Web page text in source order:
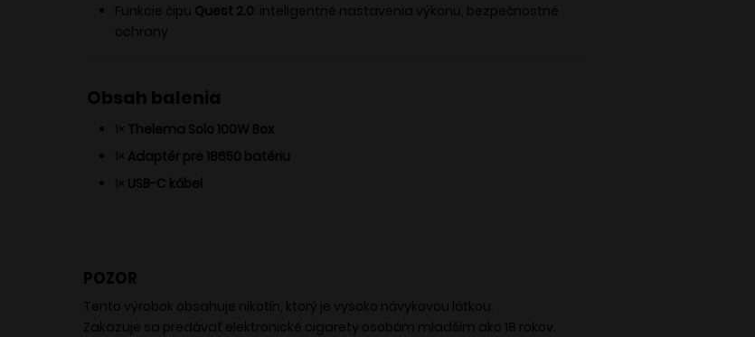
Funkcie čipu Quest 2.0: inteligentné nastavenia výkonu, bezpečnostné
ochrany
Obsah balenia
1× Thelema Solo 100W Box
1× Adaptér pre 18650 batériu
1× USB-C kábel
POZOR
Tento výrobok obsahuje nikotín, ktorý je vysoko návykovou látkou.
Zakazuje sa predávať elektronické cigarety osobám mladším ako 18 rokov.